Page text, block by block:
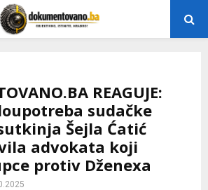
REAGUJE:
sudačke
Šejla Ćatić
advokata koji
protiv Dženexa